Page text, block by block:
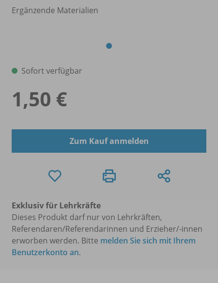
Ergänzende Materialien
Sofort verfügbar
1,50 €
Zum Kauf anmelden
Exklusiv für Lehrkräfte
Dieses Produkt darf nur von Lehrkräften,
Referendaren/Referendarinnen und Erzieher/-innen
erworben werden. Bitte melden Sie sich mit Ihrem
Benutzerkonto an.